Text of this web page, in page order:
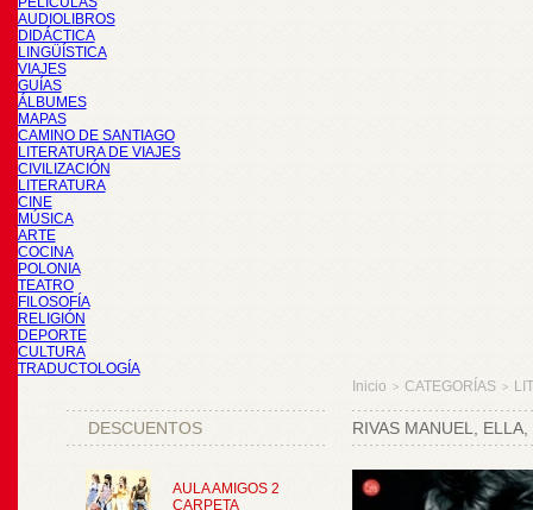
AUDIOLIBROS
DIDÁCTICA
LINGÜÍSTICA
VIAJES
GUÍAS
ÁLBUMES
MAPAS
CAMINO DE SANTIAGO
LITERATURA DE VIAJES
CIVILIZACIÓN
LITERATURA
CINE
MÚSICA
ARTE
COCINA
POLONIA
TEATRO
FILOSOFÍA
RELIGIÓN
DEPORTE
CULTURA
TRADUCTOLOGÍA
DESCUENTOS
AULA AMIGOS 2
CARPETA
Inicio > CATEGORÍAS >
RIVAS MANUEL,